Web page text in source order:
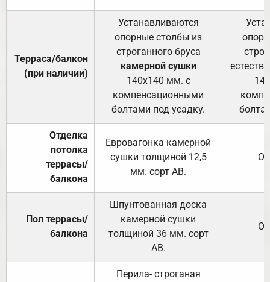
Терраса/балкон
(при наличии)
Устанавливаются
опорные столбы из
строганного бруса
камерной сушки
140х140 мм. с
компенсационными
болтами под усадку.
Отделка
потолка
террасы/
балкона
Евровагонка камерной
сушки толщиной 12,5
мм. сорт АВ.
Пол террасы/
балкона
Шпунтованная доска
камерной сушки
толщиной 36 мм. сорт
АВ.
Перила- строганая